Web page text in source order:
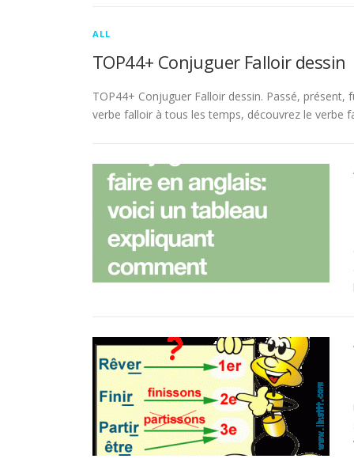
ALL
TOP44+ Conjuguer Falloir dessin
TOP44+ Conjuguer Falloir dessin. Passé,
verbe falloir à tous les temps, découvrez le verbe